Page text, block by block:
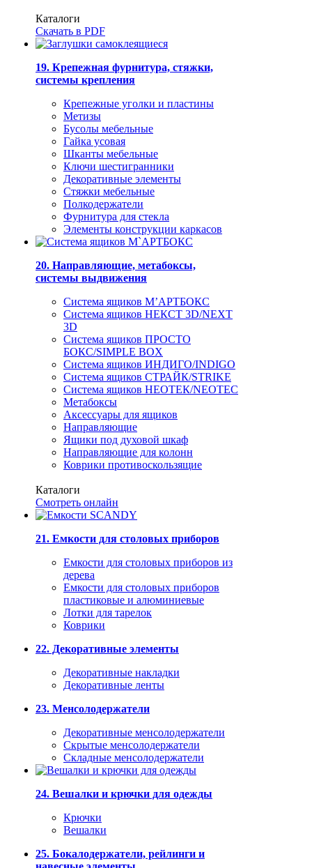
Каталоги
Скачать в PDF
19. Крепежная фурнитура, стяжки,
системы крепления
Крепежные уголки и пластины
Метизы
Бусолы мебельные
Гайка усовая
Шканты мебельные
Ключи шестигранники
Декоративные элементы
Стяжки мебельные
Полкодержатели
Фурнитура для стекла
Элементы конструкции каркасов
20. Направляющие, метабоксы,
системы выдвижения
Система ящиков М’АРТБОКС
Система ящиков НЕКСТ 3D/NEXT
3D
Система ящиков ПРОСТО
БОКС/SIMPLE BOX
Система ящиков ИНДИГО/INDIGO
Система ящиков СТРАЙК/STRIKE
Система ящиков НЕОТЕК/NEOTEC
Метабоксы
Аксессуары для ящиков
Направляющие
Ящики под духовой шкаф
Направляющие для колонн
Коврики противоскользящие
Каталоги
Смотреть онлайн
21. Емкости для столовых приборов
Емкости для столовых приборов из
дерева
Емкости для столовых приборов
пластиковые и алюминиевые
Лотки для тарелок
Коврики
22. Декоративные элементы
Декоративные накладки
Декоративные ленты
23. Менсолодержатели
Декоративные менсолодержатели
Скрытые менсолодержатели
Складные менсолодержатели
24. Вешалки и крючки для одежды
Крючки
Вешалки
25. Бокалодержатели, рейлинги и